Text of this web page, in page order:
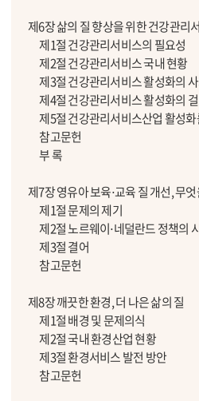
제6장 삶의 질 향상을 위한 건강관리
제1절 건강관리서비스의 필요성
제2절 건강관리서비스 국내 현황
제3절 건강관리서비스 활성화의
제4절 건강관리서비스 활성화의
제5절 건강관리서비스산업 활성
참고문헌
부 록
제7장 영유아 보육⋅교육 질 개선, 무
제1절 문제의 제기
제2절 노르웨이⋅네덜란드 정책의
제3절 결어
참고문헌
제8장 깨끗한 환경, 더 나은 삶의 질
제1절 배경 및 문제의식
제2절 국내 환경산업 현황
제3절 환경서비스 발전 방안
참고문헌